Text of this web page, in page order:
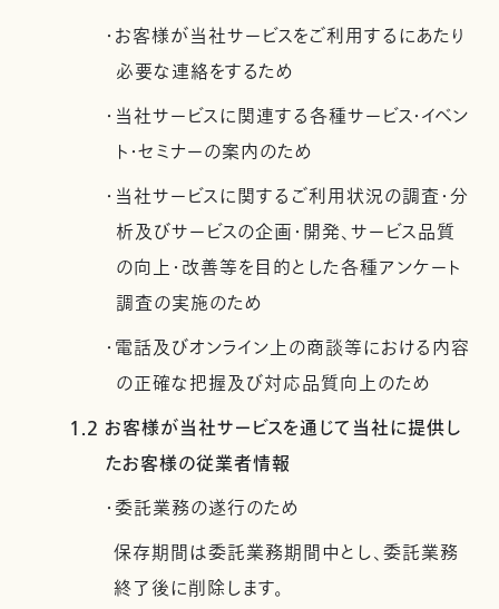
・お客様が当社サービスをご利用するにあたり
必要な連絡をするため
・当社サービスに関連する各種サービス・イベン
ト・セミナーの案内のため
・当社サービスに関するご利用状況の調査・分
析及びサービスの企画・開発、サービス品質
の向上・改善等を目的とした各種アンケート
調査の実施のため
・電話及びオンライン上の商談等における内容
の正確な把握及び対応品質向上のため
1.2 お客様が当社サービスを通じて当社に提供し
たお客様の従業者情報
・委託業務の遂行のため
保存期間は委託業務期間中とし、委託業務
終了後に削除します。